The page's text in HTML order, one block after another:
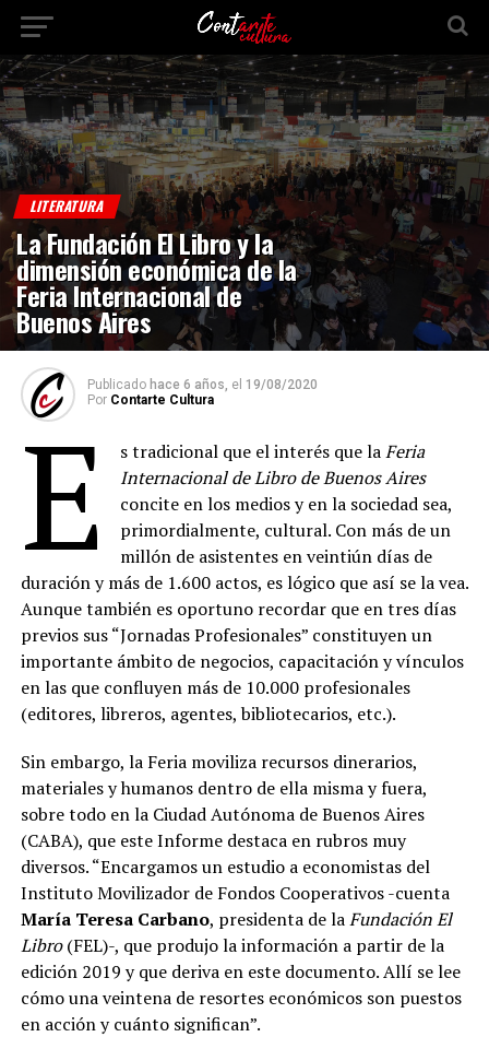
LITERATURA
La Fundación El Libro y la
dimensión económica de la
Feria Internacional de
Buenos Aires
Publicado hace 6 años, el 19/08/2020
Por Contarte Cultura
E s tradicional que el interés que laFeria
Internacional de Libro de Buenos Aires
concite en los medios y en la sociedad sea,
primordialmente, cultural. Con más de un
millón de asistentes en veintiún días de
duración y más de 1.600 actos, es lógico que así se la vea.
Aunque también es oportuno recordar que en tres días
previos sus “Jornadas Profesionales” constituyen un
importante ámbito de negocios, capacitación y vínculos
en las que confluyen más de 10.000 profesionales
(editores, libreros, agentes, bibliotecarios, etc.).
Sin embargo, la Feria moviliza recursos dinerarios,
materiales y humanos dentro de ella misma y fuera,
sobre todo en la Ciudad Autónoma de Buenos Aires
(CABA), que este Informe destaca en rubros muy
diversos. “Encargamos un estudio a economistas del
Instituto Movilizador de Fondos Cooperativos -cuenta
María Teresa Carbano, presidenta de laFundación El
Libro(FEL)-, que produjo la información a partir de la
edición 2019 y que deriva en este documento. Allí se lee
cómo una veintena de resortes económicos son puestos
en acción y cuánto significan”.